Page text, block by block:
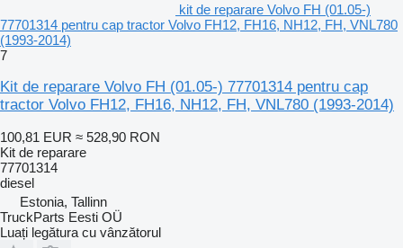
kit de reparare Volvo FH (01.05-)
77701314 pentru cap tractor Volvo FH12, FH16, NH12, FH, VNL780
(1993-2014)
7
Kit de reparare Volvo FH (01.05-) 77701314 pentru cap
tractor Volvo FH12, FH16, NH12, FH, VNL780 (1993-2014)
100,81 EUR ≈ 528,90 RON
Kit de reparare
77701314
diesel
Estonia, Tallinn
TruckParts Eesti OÜ
Luați legătura cu vânzătorul